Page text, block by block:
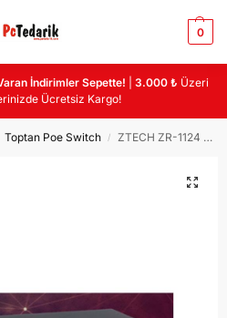
0
İndirimler Sepette! |3.000 ₺ Üzeri
Ücretsiz Kargo!
Toptan Poe Switch / ZTECH ZR-1124 24+2+2 POE SWİTCH 260w +2 uplink + 2 sfp 300w